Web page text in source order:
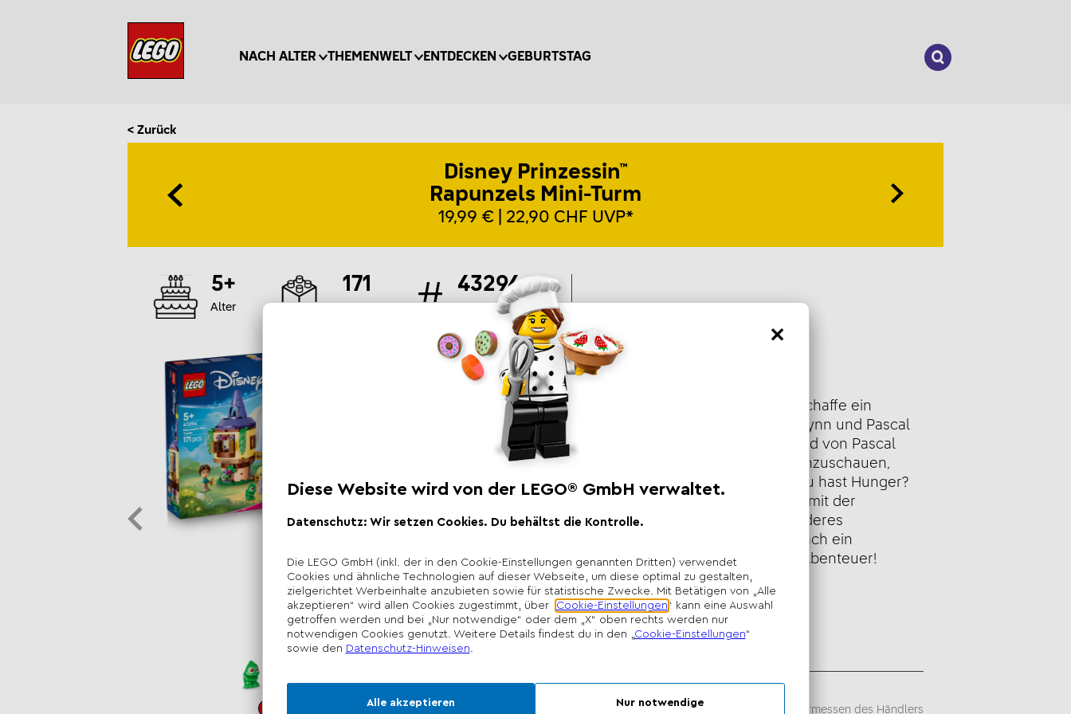
NACH ALTER THEMENWELT ENTDECKEN GEBURTSTAG
Suchen
< Zurück
Disney Prinzessin™
Rapunzels Mini-Turm
19,99 € | 22,90 CHF UVP*
5+
Alter
171 43294
Artikel
Produktbeschreibung
Schnapp dir deinen Pinsel und erschaffe ein
Gemälde! Triff dich mit Rapunzel, Flynn und Pascal
im Turm. Rapunzel hat ein süßes Bild von Pascal
gemalt. Öffne ein Fenster, um dir anzuschauen,
was du draußen malen könntest. Du hast Hunger?
In der Küche gibt es Cupcake. Und mit der
Bratpfanne kannst du dir etwas anderes
zubereiten. Bist du müde? Dann mach ein
Nickerchen vor deinem nächsten Abenteuer!
Die Preisgestaltung liegt im alleinigen Ermessen des Händlers